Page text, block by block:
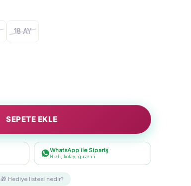
18 AY
SEPETE EKLE
WhatsApp ile Sipariş
Hızlı, kolay, güvenli
🎁 Hediye listesi nedir?